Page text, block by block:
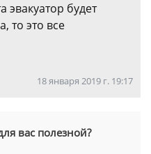
эвакуатор будет
то это все
18 января 2019 г. 19:17
вас полезной?